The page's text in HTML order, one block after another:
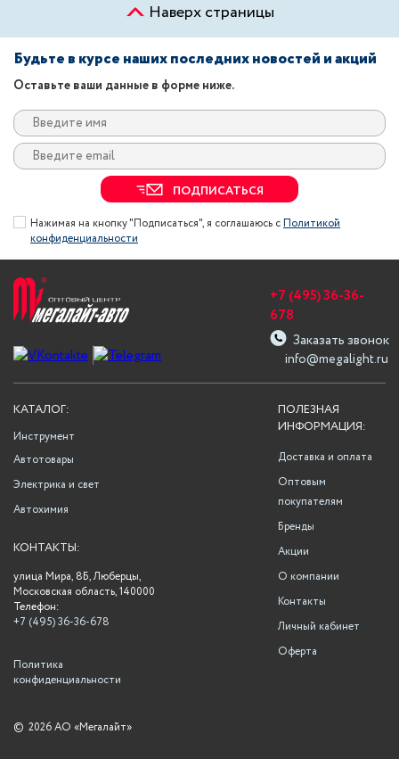
Наверх страницы
Будьте в курсе наших последних новостей и акций
Оставьте ваши данные в форме ниже.
ПОДПИСАТЬСЯ
Нажимая на кнопку "Подписаться", я соглашаюсь сПолитикой
конфиденциальности
info@megalight.ru
+7 (495) 36-36-
678
Заказать звонок
ПОЛЕЗНАЯ
ИНФОРМАЦИЯ:
Доставка и оплата
Оптовым
покупателям
Бренды
Акции
О компании
Контакты
Личный кабинет
Оферта
КАТАЛОГ:
Инструмент
Автотовары
Электрика и свет
Автохимия
КОНТАКТЫ:
улица Мира, 8Б, Люберцы,
Московская область, 140000
Телефон:
+7 (495) 36-36-678
Политика
конфиденциальности
© 2026 АО «Мегалайт»